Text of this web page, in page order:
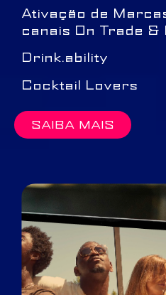
Ativação de
canais On Trade &
Drink.ability
Cocktail Lovers
SAIBA MAIS